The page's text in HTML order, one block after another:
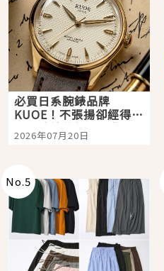
必買日系腕錶品牌
KUOE！不張揚卻經得起
時間洗鍊的經典之作五
選
2026年07月20日
No.5